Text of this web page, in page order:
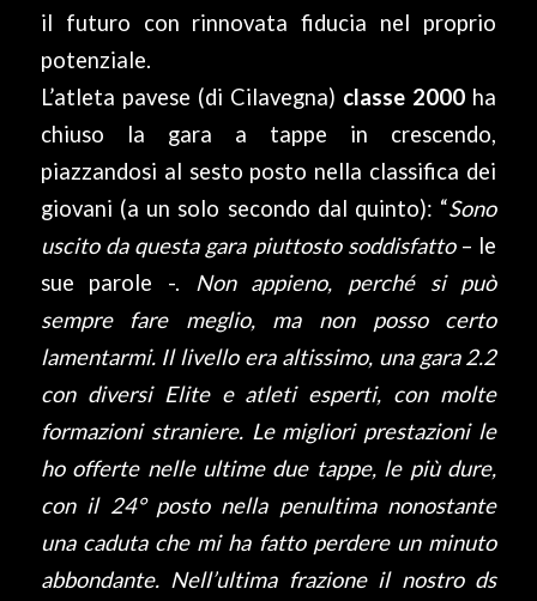
il futuro con rinnovata fiducia nel proprio
potenziale.
L’atleta pavese (di Cilavegna) classe 2000 ha
chiuso la gara a tappe in crescendo,
piazzandosi al sesto posto nella classifica dei
giovani (a un solo secondo dal quinto): “Sono
uscito da questa gara piuttosto soddisfatto– le
sue parole -.
Non appieno, perché si può
sempre fare meglio, ma non posso certo
lamentarmi. Il livello era altissimo, una gara 2.2
con diversi Elite e atleti esperti, con molte
formazioni straniere. Le migliori prestazioni le
ho offerte nelle ultime due tappe, le più dure,
con il 24° posto nella penultima nonostante
una caduta che mi ha fatto perdere un minuto
abbondante. Nell’ultima frazione il nostro ds